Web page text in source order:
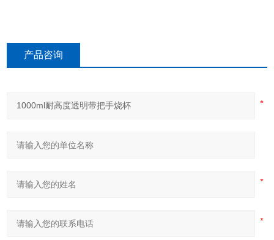
产品咨询